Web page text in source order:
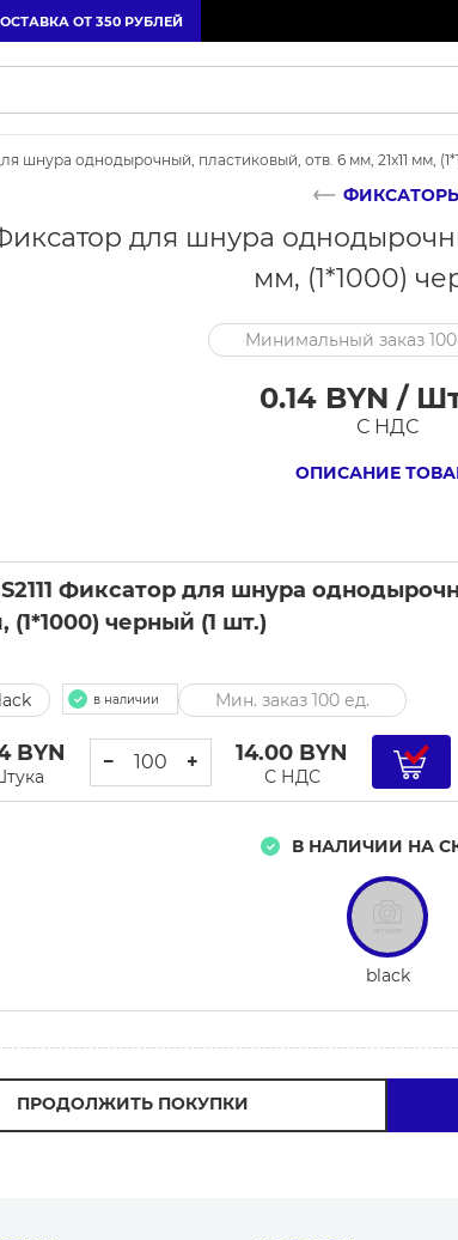
ОТ 350 РУБЛЕЙ
шнура однодырочный, пластиковый, отв. 6 мм, 21x11 мм,
Фиксатор для шнура
мм, (1*1000)
Минимальный заказ
0.14 BYN /
С НДС
ОПИСАНИЕ
Фиксатор для шнура
(1*1000) черный (1 шт.)
в наличии Мин. заказ 100 ед.
BYN − + 14.00 BYN
С НДС
В НАЛИЧИИ НА
black
ПРОДОЛЖИТЬ ПОКУПКИ